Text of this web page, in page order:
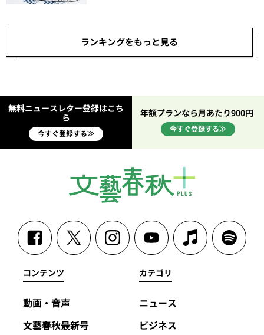
ランキングをもっと見る
無料ニュースレター登録はこち
ら
今すぐ登録する≫
年額プランなら月あたり900円
今すぐ登録する≫
コンテンツ
動画・音声
文藝春秋最新号
カテゴリ
ニュース
ビジネス